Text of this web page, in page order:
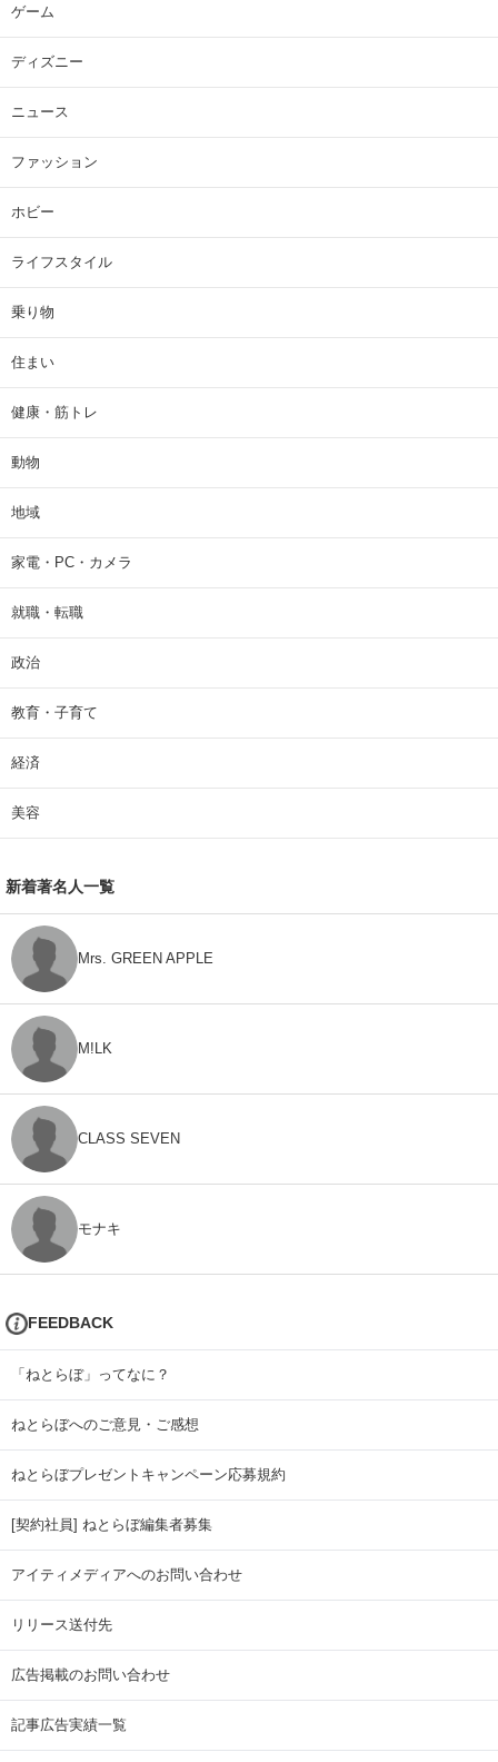
ゲーム
ディズニー
ニュース
ファッション
ホビー
ライフスタイル
乗り物
住まい
健康・筋トレ
動物
地域
家電・PC・カメラ
就職・転職
政治
教育・子育て
経済
美容
新着著名人一覧
Mrs. GREEN APPLE
M!LK
CLASS SEVEN
モナキ
FEEDBACK
「ねとらぼ」ってなに？
ねとらぼへのご意見・ご感想
ねとらぼプレゼントキャンペーン応募規約
[契約社員] ねとらぼ編集者募集
アイティメディアへのお問い合わせ
リリース送付先
広告掲載のお問い合わせ
記事広告実績一覧